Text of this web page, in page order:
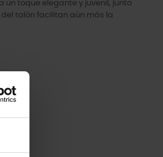
toque elegante y juvenil, junto
talón facilitan aún más la